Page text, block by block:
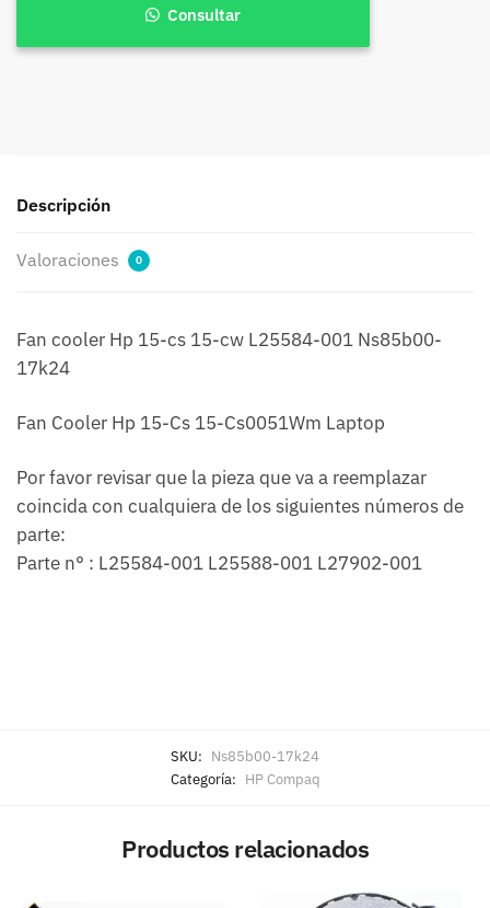
17k24
cantidad
Consultar
Descripción
Valoraciones 0
Fan cooler Hp 15-cs 15-cw L25584-001 Ns85b00-
17k24
Fan Cooler Hp 15-Cs 15-Cs0051Wm Laptop
Por favor revisar que la pieza que va a reemplazar
coincida con cualquiera de los siguientes números de
parte:
Parte n° : L25584-001 L25588-001 L27902-001
SKU: Ns85b00-17k24
Categoría: HP Compaq
Productos relacionados